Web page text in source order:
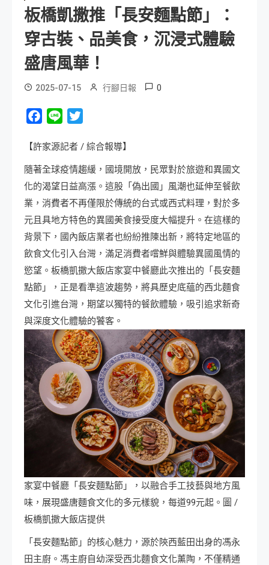
板橋凱撒推「長安麵點節」：
穿古裝、品美食，沉浸式體驗
盛唐風華！
2025-07-15 行腳日報 0
Facebook
Line
【許家源記者 / 綜合報導】
隨著全球疫情趨緩，國境開放，民眾對於旅遊和異國文
化的渴望日益高漲。這股「偽出國」風潮也延伸至餐飲
業，消費者不再僅限於傳統的台式或西式料理，對於多
元且具地方特色的異國美食接受度大幅提升。在這樣的
背景下，國內飯店業者也紛紛推陳出新，將特定地區的
飲食文化引入台灣，滿足消費者嚐鮮與體驗異國風情的
慾望。板橋凱撒大飯店家宴中餐廳此次推出的「長安麵
點節」，正是看準這波趨勢，將具歷史底蘊的西北麵食
文化引進台灣，期望以獨特的餐飲體驗，吸引追求新奇
與深度文化體驗的饕客。
家宴中餐廳「長安麵點節」，以融合手工技藝與地方風
味，展現盛唐麵食文化的多元樣貌，每道99元起。圖 /
板橋凱撒大飯店提供
「長安麵點節」的核心魅力，源於陝西藍田出身的馮永
田主廚。馮主廚自幼深受西北麵食文化薰陶，不僅精通